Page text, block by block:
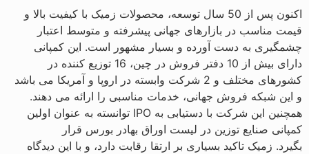
اکنون پس از 50 سال توسعه، محصولات زمیک با کیفیت بالا و
قیمت مناسب در بازارهای جهانی پیشرفته و متوسط اعتبار
چشمگیری به دست آورده و بسیار مشهور است. این کمپانی
دارای بیش از 10 دفتر فروش در چین، 16 توزیع کننده در
کشورهای مختلف و 2 شرکت وابسته در اروپا و آمریکا می باشد
و این شبکه فروش جهانی، خدمات مناسبی را ارائه می دهند.
همچنین این شرکت با دستیابی به IPO توانسته به عنوان اولین
کمپانی صنایع توزین در لیست اوراق بهادر بورس قرار
بگیرد. زمیک تاکید بسیاری بر ارتقا رقابت دارد، و با این دیدگاه